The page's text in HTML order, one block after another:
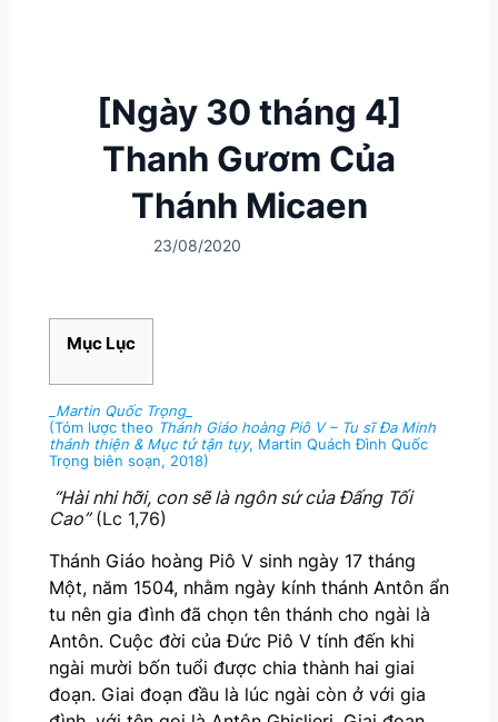
[Ngày 30 tháng 4]
Thanh Gươm Của
Thánh Micaen
23/08/2020
Mục Lục
_Martin Quốc Trọng_
(Tóm lược theo Thánh Giáo hoàng Piô V – Tu sĩ Đa Minh
thánh thiện & Mục tử tận tụy, Martin Quách Đình Quốc
Trọng biên soạn, 2018)
“Hài nhi hỡi, con sẽ là ngôn sứ của Đấng Tối
Cao”(Lc 1,76)
Thánh Giáo hoàng Piô V sinh ngày 17 tháng
Một, năm 1504, nhằm ngày kính thánh Antôn ẩn
tu nên gia đình đã chọn tên thánh cho ngài là
Antôn. Cuộc đời của Đức Piô V tính đến khi
ngài mười bốn tuổi được chia thành hai giai
đoạn. Giai đoạn đầu là lúc ngài còn ở với gia